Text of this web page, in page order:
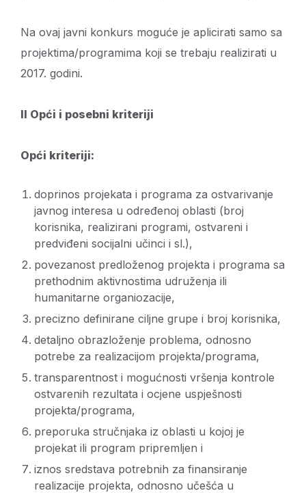
Na ovaj javni konkurs moguće je aplicirati samo sa
projektima/programima koji se trebaju realizirati u
2017. godini.
II Opći i posebni kriteriji
Opći kriteriji:
doprinos projekata i programa za ostvarivanje
javnog interesa u određenoj oblasti (broj
korisnika, realizirani programi, ostvareni i
predviđeni socijalni učinci i sl.),
povezanost predloženog projekta i programa sa
prethodnim aktivnostima udruženja ili
humanitarne organiozacije,
precizno definirane ciljne grupe i broj korisnika,
detaljno obrazloženje problema, odnosno
potrebe za realizacijom projekta/programa,
transparentnost i mogućnosti vršenja kontrole
ostvarenih rezultata i ocjene uspješnosti
projekta/programa,
preporuka stručnjaka iz oblasti u kojoj je
projekat ili program pripremljen i
iznos sredstava potrebnih za finansiranje
realizacije projekta, odnosno učešća u